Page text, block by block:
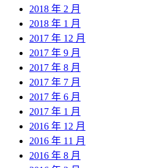
2018 年 2 月
2018 年 1 月
2017 年 12 月
2017 年 9 月
2017 年 8 月
2017 年 7 月
2017 年 6 月
2017 年 1 月
2016 年 12 月
2016 年 11 月
2016 年 8 月